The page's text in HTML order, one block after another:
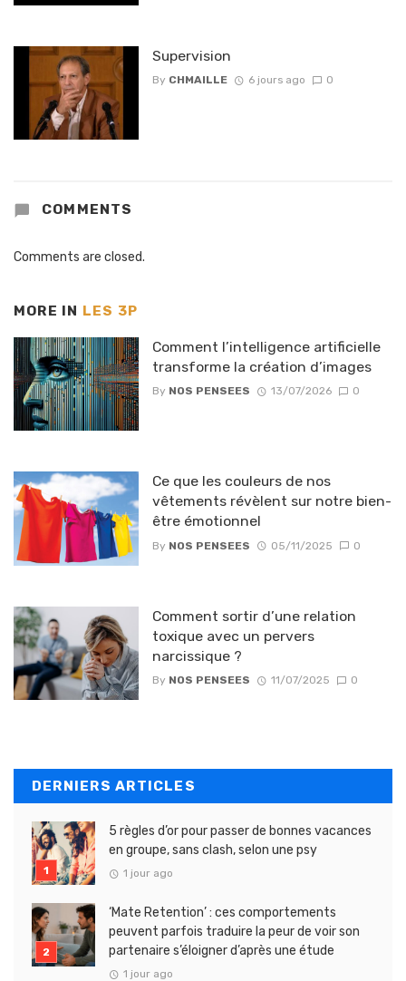
Supervision
By CHMAILLE 6 jours ago 0
COMMENTS
Comments are closed.
MORE IN LES 3P
Comment l’intelligence artificielle
transforme la création d’images
By NOS PENSEES 13/07/2026 0
Ce que les couleurs de nos
vêtements révèlent sur notre bien-
être émotionnel
By NOS PENSEES 05/11/2025 0
Comment sortir d’une relation
toxique avec un pervers
narcissique ?
By NOS PENSEES 11/07/2025 0
DERNIERS ARTICLES
5 règles d’or pour passer de bonnes vacances
en groupe, sans clash, selon une psy
1 jour ago
‘Mate Retention’ : ces comportements
peuvent parfois traduire la peur de voir son
partenaire s’éloigner d’après une étude
1 jour ago